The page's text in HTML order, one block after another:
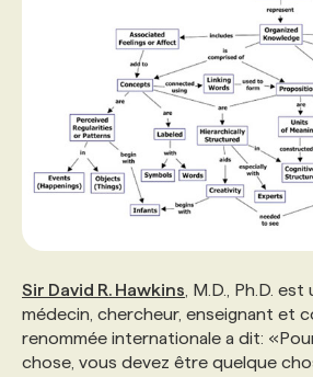
Sir David R. Hawkins , M.D., Ph.D.
médecin, chercheur, enseignant et
renommée internationale a dit:
chose, vous devez être quelque